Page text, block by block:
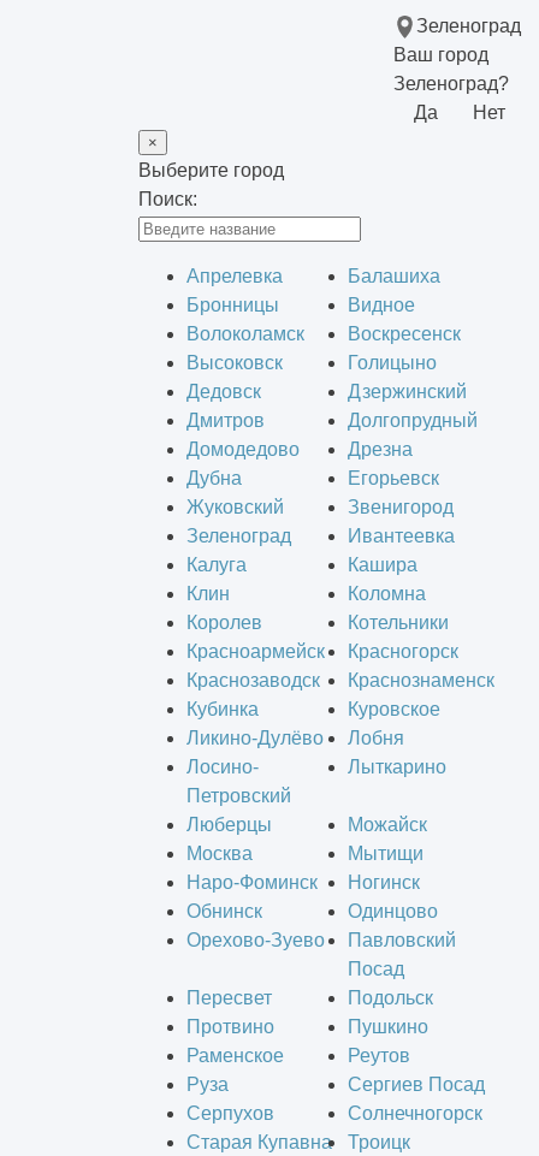
Зеленоград
Ваш город
Зеленоград?
Да
Нет
×
Выберите город
Поиск:
Апрелевка
Балашиха
Бронницы
Видное
Волоколамск
Воскресенск
Высоковск
Голицыно
Дедовск
Дзержинский
Дмитров
Долгопрудный
Домодедово
Дрезна
Дубна
Егорьевск
Жуковский
Звенигород
Зеленоград
Ивантеевка
Калуга
Кашира
Клин
Коломна
Королев
Котельники
Красноармейск
Красногорск
Краснозаводск
Краснознаменск
Кубинка
Куровское
Ликино-Дулёво
Лобня
Лосино-
Петровский
Лыткарино
Люберцы
Можайск
Москва
Мытищи
Наро-Фоминск
Ногинск
Обнинск
Одинцово
Орехово-Зуево
Павловский
Посад
Пересвет
Подольск
Протвино
Пушкино
Раменское
Реутов
Руза
Сергиев Посад
Серпухов
Солнечногорск
Старая Купавна
Троицк